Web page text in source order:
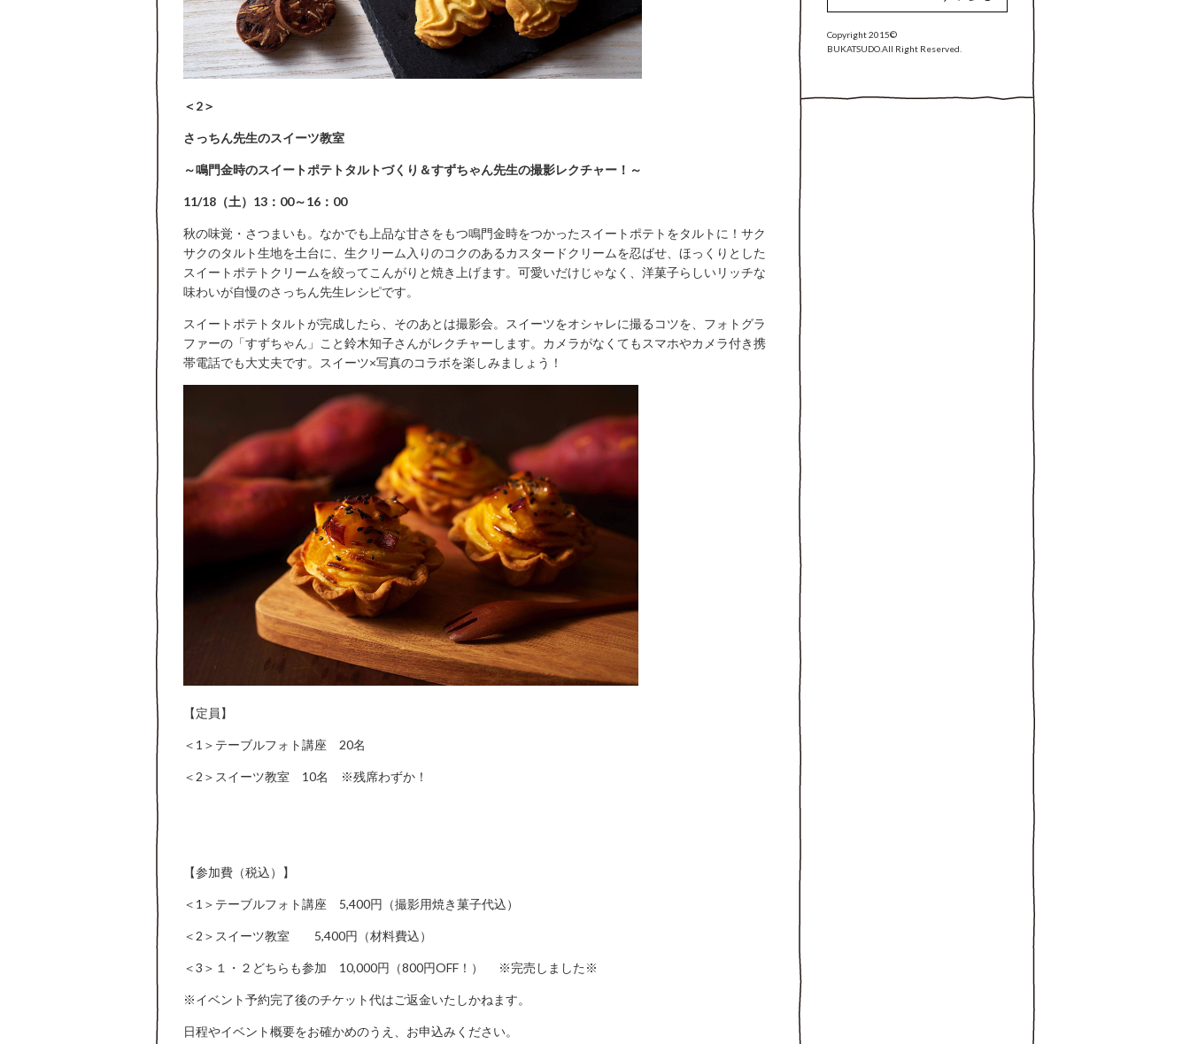
＜2＞
さっちん先生のスイーツ教室
～鳴門金時のスイートポテトタルトづくり＆すずちゃん先生の撮影レクチャー！～
11/18（土）13：00～16：00
秋の味覚・さつまいも。なかでも上品な甘さをもつ鳴門金時をつかったスイートポテトをタルトに！サク
サクのタルト生地を土台に、生クリーム入りのコクのあるカスタードクリームを忍ばせ、ほっくりとした
スイートポテトクリームを絞ってこんがりと焼き上げます。可愛いだけじゃなく、洋菓子らしいリッチな
味わいが自慢のさっちん先生レシピです。
スイートポテトタルトが完成したら、そのあとは撮影会。スイーツをオシャレに撮るコツを、フォトグラ
ファーの「すずちゃん」こと鈴木知子さんがレクチャーします。カメラがなくてもスマホやカメラ付き携
帯電話でも大丈夫です。スイーツ×写真のコラボを楽しみましょう！
【定員】
＜1＞テーブルフォト講座 20名
＜2＞スイーツ教室 10名 ※残席わずか！
【参加費（税込）】
＜1＞テーブルフォト講座 5,400円（撮影用焼き菓子代込）
＜2＞スイーツ教室 5,400円（材料費込）
＜3＞１・２どちらも参加 10,000円（800円OFF！） ※完売しました※
※イベント予約完了後のチケット代はご返金いたしかねます。
日程やイベント概要をお確かめのうえ、お申込みください。
Copyright 2015©
BUKATSUDO.All Right Reserved.